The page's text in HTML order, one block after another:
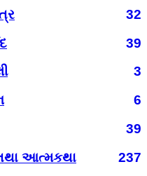
32
39
3
6
39
આત્મકથા
237